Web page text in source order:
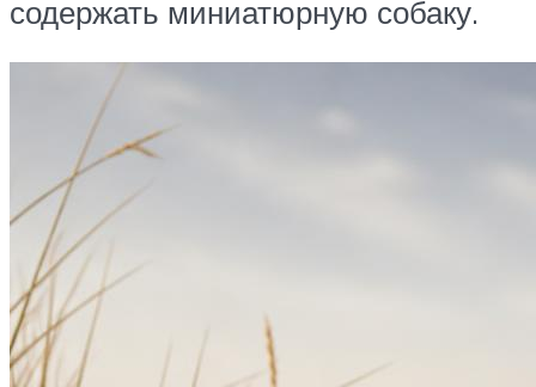
содержать миниатюрную собаку.